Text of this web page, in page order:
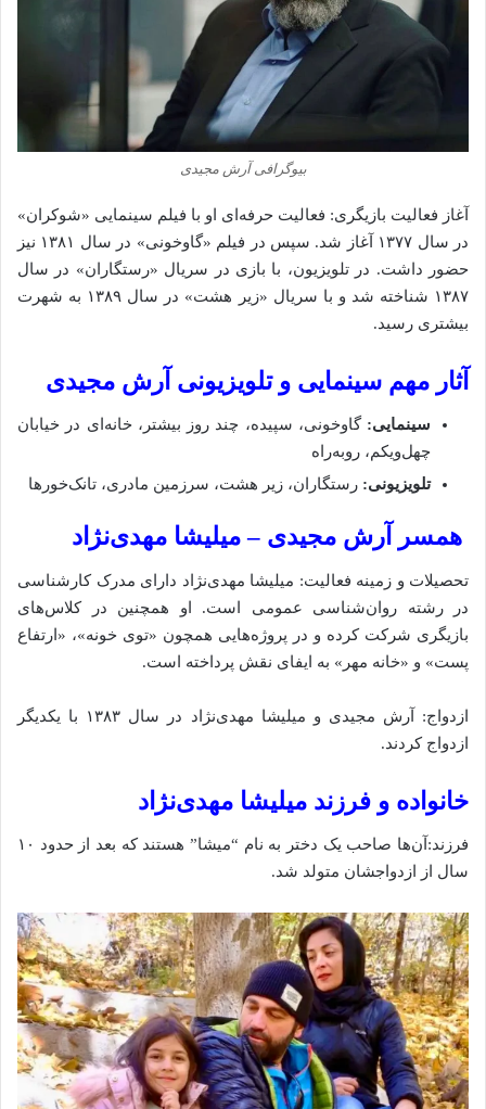
بیوگرافی آرش مجیدی
آغاز فعالیت بازیگری: فعالیت حرفه‌ای او با فیلم سینمایی «شوکران»
در سال ۱۳۷۷ آغاز شد. سپس در فیلم «گاوخونی» در سال ۱۳۸۱ نیز
حضور داشت. در تلویزیون، با بازی در سریال «رستگاران» در سال
۱۳۸۷ شناخته شد و با سریال «زیر هشت» در سال ۱۳۸۹ به شهرت
بیشتری رسید.
آثار مهم سینمایی و تلویزیونی آرش مجیدی
سینمایی: گاوخونی، سپیده، چند روز بیشتر، خانه‌ای در خیابان
چهل‌ویکم، روبه‌راه
تلویزیونی: رستگاران، زیر هشت، سرزمین مادری، تانک‌خورها
همسر آرش مجیدی – میلیشا مهدی‌نژاد
تحصیلات و زمینه فعالیت: میلیشا مهدی‌نژاد دارای مدرک کارشناسی
در رشته روان‌شناسی عمومی است. او همچنین در کلاس‌های
بازیگری شرکت کرده و در پروژه‌هایی همچون «توی خونه»، «ارتفاع
پست» و «خانه مهر» به ایفای نقش پرداخته است.
ازدواج: آرش مجیدی و میلیشا مهدی‌نژاد در سال ۱۳۸۳ با یکدیگر
ازدواج کردند.
خانواده و فرزند میلیشا مهدی‌نژاد
فرزند:آن‌ها صاحب یک دختر به نام “میشا” هستند که بعد از حدود ۱۰
سال از ازدواجشان متولد شد.